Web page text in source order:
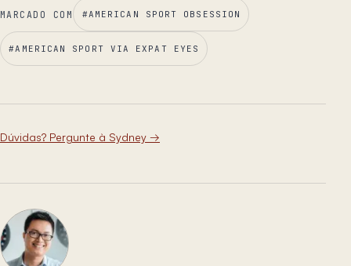
MARCADO COM #AMERICAN SPORT OBSESSION
#AMERICAN SPORT VIA EXPAT EYES
Dúvidas? Pergunte à Sydney →